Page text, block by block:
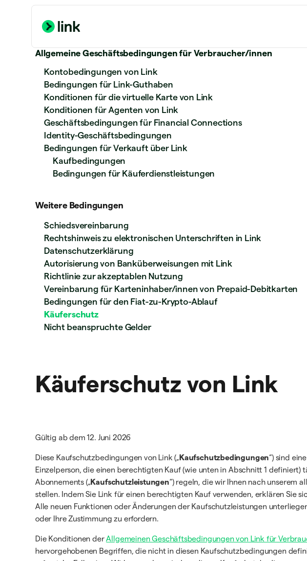
Allgemeine Geschäftsbedingungen für Verbraucher/innen
Kontobedingungen von Link
Bedingungen für Link-Guthaben
Konditionen für die virtuelle Karte von Link
Konditionen für Agenten von Link
Geschäftsbedingungen für Financial Connections
Identity-Geschäftsbedingungen
Bedingungen für Verkauft über Link
Kaufbedingungen
Bedingungen für Käuferdienstleistungen
Weitere Bedingungen
Schiedsvereinbarung
Rechtshinweis zu elektronischen Unterschriften in Link
Datenschutzerklärung
Autorisierung von Banküberweisungen mit Link
Richtlinie zur akzeptablen Nutzung
Vereinbarung für Karteninhaber/innen von Prepaid-Debitkarten
Bedingungen für den Fiat-zu-Krypto-Ablauf
Käuferschutz
Nicht beanspruchte Gelder
Käuferschutz von Link
Gültig ab dem 12. Juni 2026
Diese Kaufschutzbedingungen von Link („Kaufschutzbedingungen“) sind
Einzelperson, die einen berechtigten Kauf (wie unten in Abschnitt 1
Abonnements („Kaufschutzleistungen“) regeln, die wir Ihnen nach unserem
stellen. Indem Sie Link für einen berechtigten Kauf verwenden, erklären Sie
Alle neuen Funktionen oder Änderungen der Kaufschutzleistungen
oder Ihre Zustimmung zu erfordern.
Die Konditionen derAllgemeinen Geschäftsbedingungen von Link für
hervorgehobenen Begriffen, die nicht in diesen Kaufschutzbedingungen